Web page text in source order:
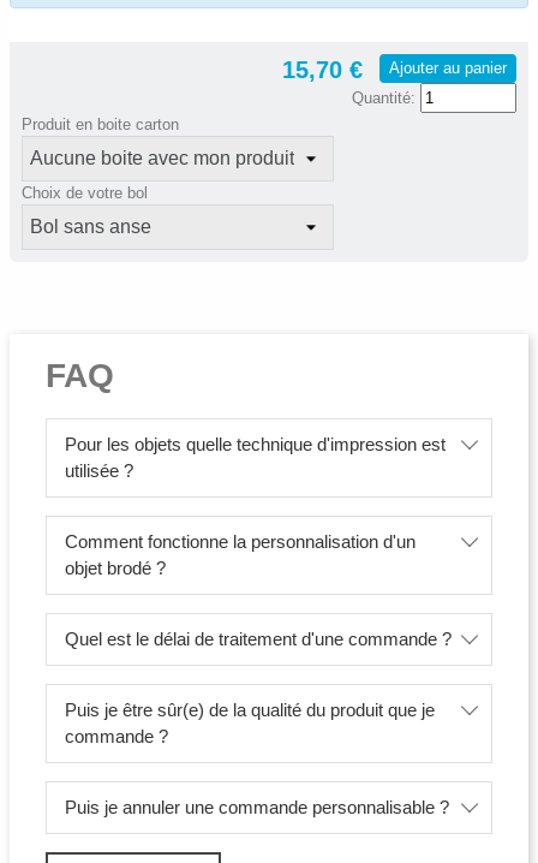
15,70 €
Ajouter au panier
Quantité:
Produit en boite carton
Choix de votre bol
FAQ
Pour les objets quelle technique d'impression est
utilisée ?
Comment fonctionne la personnalisation d'un
objet brodé ?
Quel est le délai de traitement d'une commande ?
Puis je être sûr(e) de la qualité du produit que je
commande ?
Puis je annuler une commande personnalisable ?